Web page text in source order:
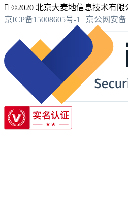
 ©2020 北京大麦地信息技术有限
京ICP备15008605号-1 | 京公网安备